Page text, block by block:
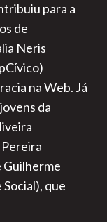
para a
de
Neris
na Web. Já
da
Guilherme
que